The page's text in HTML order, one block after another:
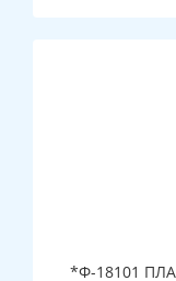
*Ф-18101